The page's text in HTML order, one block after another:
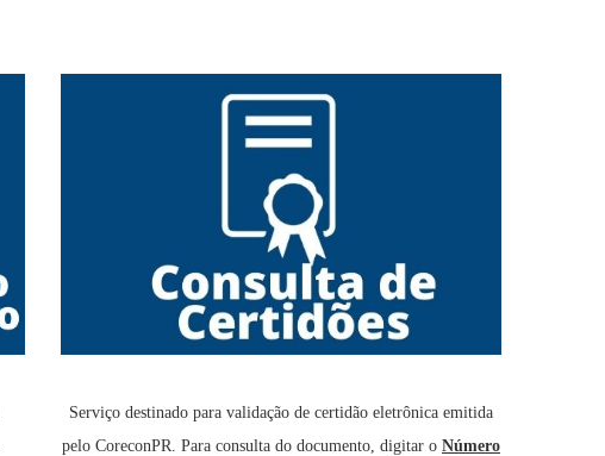
Serviço destinado para validação de certidão eletrônica emitida
pelo CoreconPR. Para consulta do documento, digitar o Número